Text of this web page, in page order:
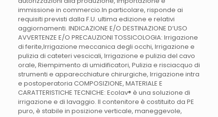
immissione in commercio.In particolare, risponde ai
requisiti previsti dalla F.U. ultima edizione e relativi
aggiornamenti. INDICAZIONE E/O DESTINAZIONE D’USO
AVVERTENZE E/O PRECAUZIONI TOSSICOLOGIA: Irrigazione
di ferite,Irrigazione meccanica degli occhi, Irrigazione e
pulizia di cateteri vescicali, Irrigazione e pulizia del cavo
orale, Riempimento di umidificatori, Pulizia e risciacquo di
strumenti e apparecchiature chirurgiche, Irrigazione intra
e postoperatoria COMPOSIZIONE, MATERIALE E
CARATTERISTICHE TECNICHE: Ecolav® è una soluzione di
irrigazione e di lavaggio. Il contenitore è costituito da PE
puro, è stabile in posizione verticale, maneggevole,